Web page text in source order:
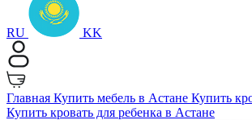
RU KK
Главная Купить мебель в Астане Купить
Купить кровать для ребенка в Астане